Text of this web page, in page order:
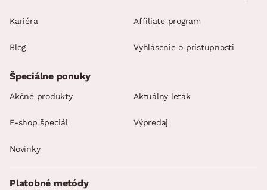
Kariéra
Blog
Affiliate program
Vyhlásenie o prístupnosti
Špeciálne ponuky
Akčné produkty Aktuálny leták
E-shop špeciál Výpredaj
Novinky
Platobné metódy